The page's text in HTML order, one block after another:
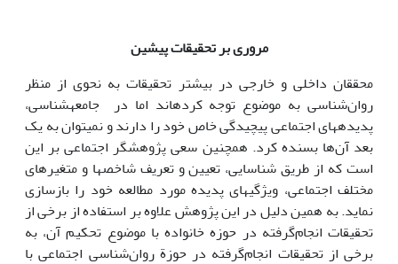
مروری بر تحقیقات پیشین
محققان داخلی و خارجی در بیشتر تحقیقات به نحوی از منظر
روان‌شناسی به موضوع توجه ­کرده­اند اما در جامعه­شناسی،
پدیده­های اجتماعی پیچیدگی خاص خود را دارند و نمی­توان به یک
بعد آن‌ها بسنده کرد. همچنین سعی پژوهشگر اجتماعی بر این
است که از طریق شناسایی، تعیین و تعریف شاخص­ها و متغیرهای
مختلف اجتماعی، ویژگی­های پدیده مورد مطالعه خود را بازسازی
نماید. به همین دلیل در این پژوهش علاوه بر استفاده از برخی از
تحقیقات انجام‌گرفته در حوزه خانواده با موضوع تحکیم آن، به
برخی از تحقیقات انجام‌گرفته در حوزة روان‌شناسی اجتماعی با